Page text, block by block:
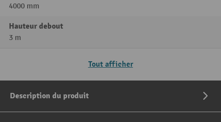
4000 mm
Hauteur debout
3 m
Tout afficher
Description du produit